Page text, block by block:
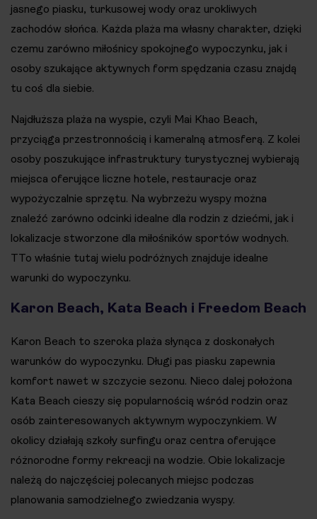
jasnego piasku, turkusowej wody oraz urokliwych
zachodów słońca. Każda plaża ma własny charakter, dzięki
czemu zarówno miłośnicy spokojnego wypoczynku, jak i
osoby szukające aktywnych form spędzania czasu znajdą
tu coś dla siebie.
Najdłuższa plaża na wyspie, czyli Mai Khao Beach,
przyciąga przestronnością i kameralną atmosferą. Z kolei
osoby poszukujące infrastruktury turystycznej wybierają
miejsca oferujące liczne hotele, restauracje oraz
wypożyczalnie sprzętu. Na wybrzeżu wyspy można
znaleźć zarówno odcinki idealne dla rodzin z dziećmi, jak i
lokalizacje stworzone dla miłośników sportów wodnych.
TTo właśnie tutaj wielu podróżnych znajduje idealne
warunki do wypoczynku.
Karon Beach, Kata Beach i Freedom Beach
Karon Beach to szeroka plaża słynąca z doskonałych
warunków do wypoczynku. Długi pas piasku zapewnia
komfort nawet w szczycie sezonu. Nieco dalej położona
Kata Beach cieszy się popularnością wśród rodzin oraz
osób zainteresowanych aktywnym wypoczynkiem. W
okolicy działają szkoły surfingu oraz centra oferujące
różnorodne formy rekreacji na wodzie. Obie lokalizacje
należą do najczęściej polecanych miejsc podczas
planowania samodzielnego zwiedzania wyspy.